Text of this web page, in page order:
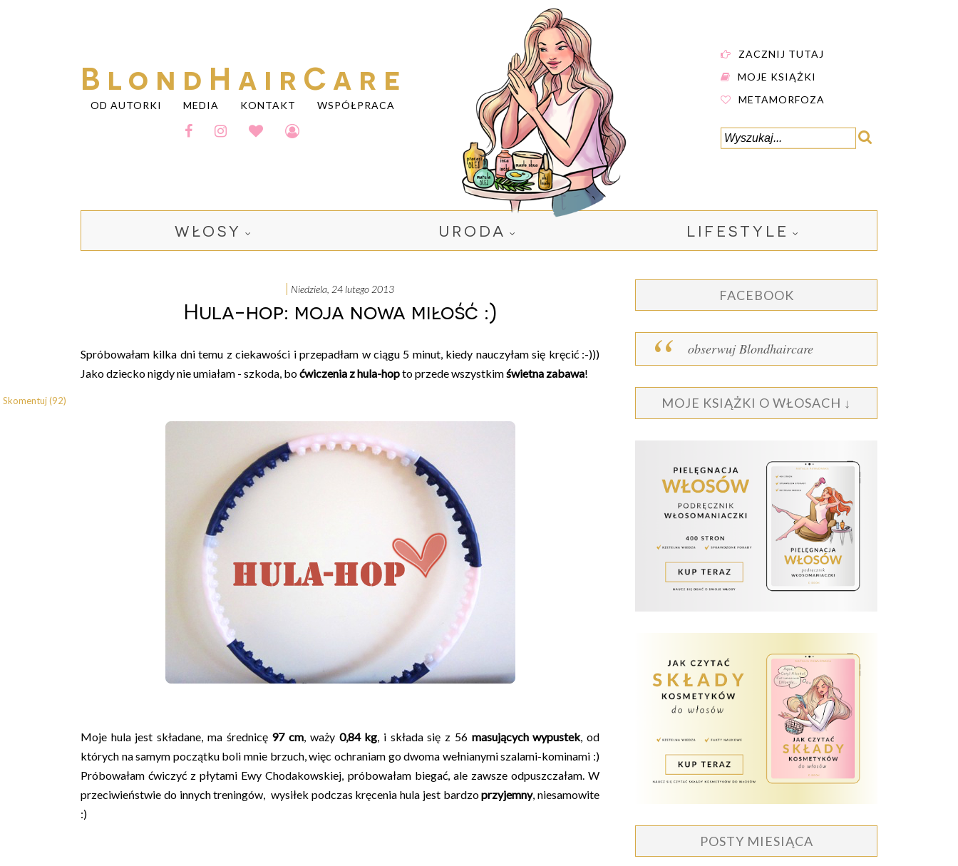
BlondHairCare
OD AUTORKI MEDIA KONTAKT WSPÓŁPRACA
ZACZNIJ TUTAJ
MOJE KSIĄŻKI
METAMORFOZA
WŁOSY URODA LIFESTYLE
niedziela, 24 lutego 2013
Hula-hop: moja nowa miłość :)
Spróbowałam kilka dni temu z ciekawości i przepadłam w ciągu 5 minut, kiedy nauczyłam się kręcić :-)))
Jako dziecko nigdy nie umiałam - szkoda, boćwiczenia z hula-hopto przede wszystkimświetna zabawa!
Moje hula jest składane, ma średnicę 97 cm, waży 0,84 kg, i składa się z 56 masujących wypustek, od
których na samym początku boli mnie brzuch, więc ochraniam go dwoma wełnianymi szalami-kominami :)
Próbowałam ćwiczyć z płytami Ewy Chodakowskiej, próbowałam biegać, ale zawsze odpuszczałam. W
przeciwieństwie do innych treningów, wysiłek podczas kręcenia hula jest bardzoprzyjemny, niesamowite
:)
Skomentuj (92)
FACEBOOK
obserwuj Blondhaircare
MOJE KSIĄŻKI O WŁOSACH ↓
POSTY MIESIĄCA